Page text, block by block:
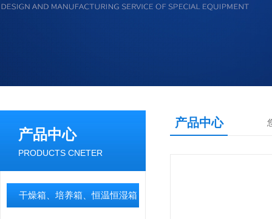
产品中心
PRODUCTS CNETER
干燥箱、培养箱、恒温恒湿箱
产品中心